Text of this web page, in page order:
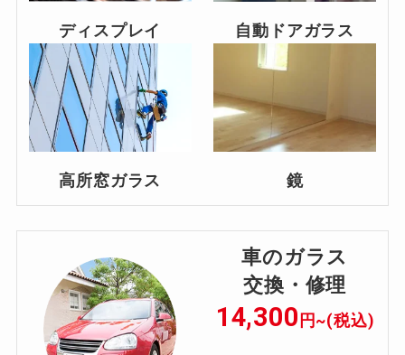
ディスプレイ 自動ドアガラス
高所窓ガラス 鏡
車のガラス
交換・修理
14,300円~(税込)